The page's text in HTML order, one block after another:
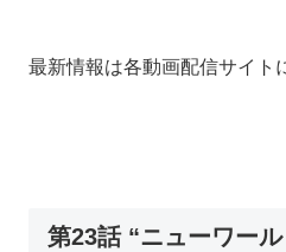
最新情報は各動画配信サイト
第23話 “ニューワー